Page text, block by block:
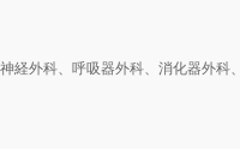
経外科、呼吸器外科、消化器外